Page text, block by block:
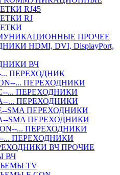
RJ45
RJ
ПРОЧЕЕ
HDMI, DVI, DisplayPort,
ВЧ
... ПЕРЕХОДНИК
... ПЕРЕХОДНИКИ
... ПЕРЕХОДНИКИ
... ПЕРЕХОДНИКИ
SMA ПЕРЕХОДНИКИ
SMA ПЕРЕХОДНИКИ
... ПЕРЕХОДНИКИ
... ПЕРЕХОДНИКИ
ВЧ ПРОЧИЕ
ВЧ
TV